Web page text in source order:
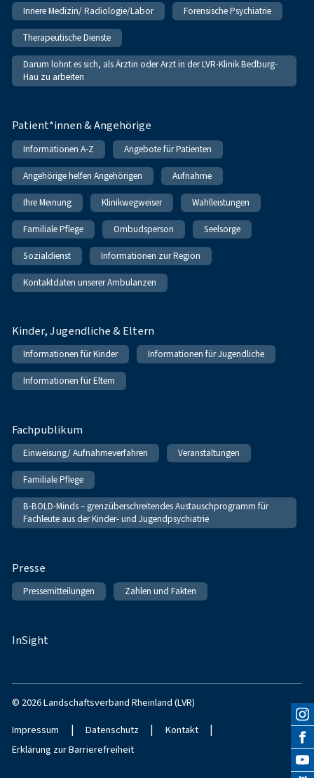
Innere Medizin/ Radiologie/Labor Forensische Psychiatrie
Therapeutische Dienste
Darum lohnt es sich, als Ärztin oder Arzt in der LVR-Klinik Bedburg-
Hau zu arbeiten
Patient*innen & Angehörige
Informationen A-Z Angebote für Patienten
Angehörige helfen Angehörigen Aufnahme
Ihre Meinung Klinikwegweiser Wahlleistungen
Familiale Pflege Ombudsperson Seelsorge
Sozialdienst Informationen zur Region
Kontaktdaten unserer Ambulanzen
Kinder, Jugendliche & Eltern
Informationen für Kinder Informationen für Jugendliche
Informationen für Eltern
Fachpublikum
Einweisung/ Aufnahmeverfahren Veranstaltungen
Familiale Pflege
B-BOLD-Minds – grenzüberschreitendes Austauschprogramm für
Fachleute aus der Kinder- und Jugendpsychiatrie
Presse
Pressemitteilungen Zahlen und Fakten
InSight
© 2026 Landschaftsverband Rheinland (LVR)
Impressum | Datenschutz | Kontakt |
Erklärung zur Barrierefreiheit